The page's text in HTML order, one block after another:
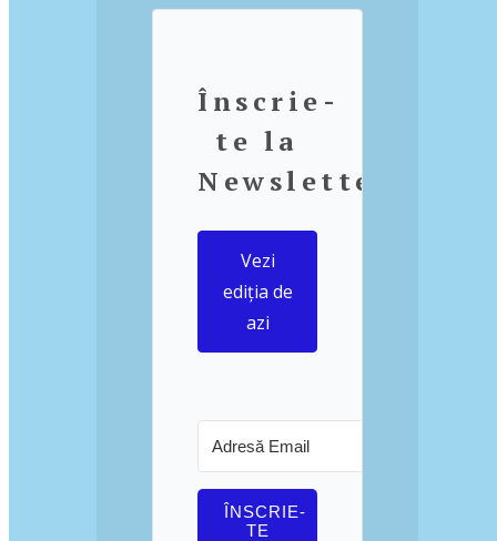
Înscrie-
te la
Newsletter
Vezi
ediția de
azi
ÎNSCRIE-
TE